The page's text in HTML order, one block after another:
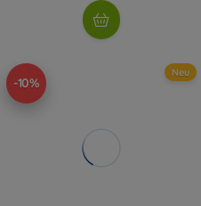
-10%
Neu